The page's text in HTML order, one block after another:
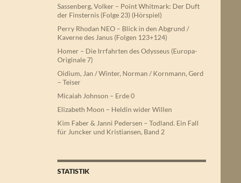
Sassenberg, Volker – Point Whitmark: Der Duft
der Finsternis (Folge 23) (Hörspiel)
Perry Rhodan NEO – Blick in den Abgrund /
Kaverne des Janus (Folgen 123+124)
Homer – Die Irrfahrten des Odysseus (Europa-
Originale 7)
Oidium, Jan / Winter, Norman / Kornmann, Gerd
– Teiser
Micaiah Johnson – Erde 0
Elizabeth Moon – Heldin wider Willen
Kim Faber & Janni Pedersen – Todland. Ein Fall
für Juncker und Kristiansen, Band 2
STATISTIK